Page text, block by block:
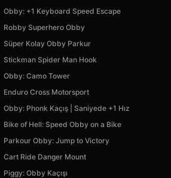
Obby: +1 Keyboard Speed Escape
Robby Superhero Obby
Süper Kolay Obby Parkur
Stickman Spider Man Hook
Obby: Camo Tower
Enduro Cross Motorsport
Obby: Phonk Kaçış | Saniyede +1 Hız
Bike of Hell: Speed Obby on a Bike
Parkour Obby: Jump to Victory
Cart Ride Danger Mount
Piggy: Obby Kaçışı